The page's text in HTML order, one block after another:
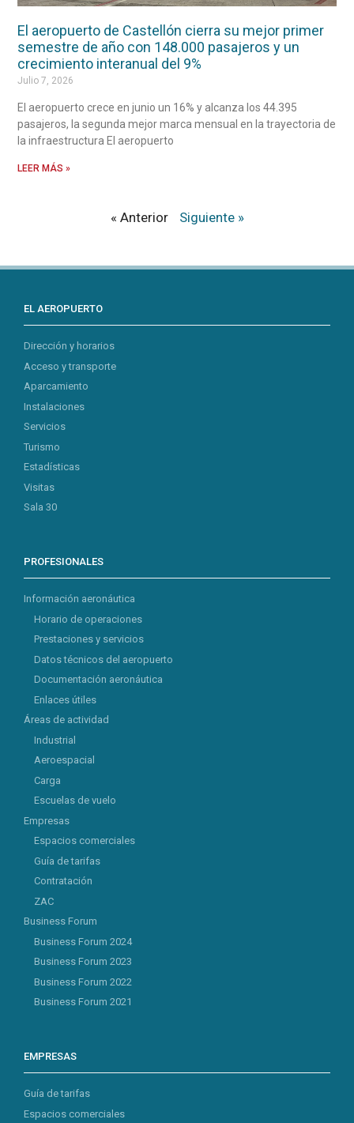
El aeropuerto de Castellón cierra su mejor primer
semestre de año con 148.000 pasajeros y un
crecimiento interanual del 9%
Julio 7, 2026
El aeropuerto crece en junio un 16% y alcanza los 44.395
pasajeros, la segunda mejor marca mensual en la trayectoria de
la infraestructura El aeropuerto
LEER MÁS »
« Anterior Siguiente »
EL AEROPUERTO
Dirección y horarios
Acceso y transporte
Aparcamiento
Instalaciones
Servicios
Turismo
Estadísticas
Visitas
Sala 30
PROFESIONALES
Información aeronáutica
Horario de operaciones
Prestaciones y servicios
Datos técnicos del aeropuerto
Documentación aeronáutica
Enlaces útiles
Áreas de actividad
Industrial
Aeroespacial
Carga
Escuelas de vuelo
Empresas
Espacios comerciales
Guía de tarifas
Contratación
ZAC
Business Forum
Business Forum 2024
Business Forum 2023
Business Forum 2022
Business Forum 2021
EMPRESAS
Guía de tarifas
Espacios comerciales